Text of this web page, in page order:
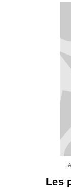
Les